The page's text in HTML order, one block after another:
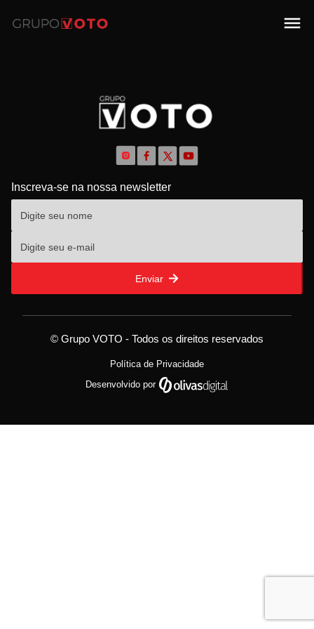
Inscreva-se na nossa newsletter
Enviar
© Grupo VOTO - Todos os direitos reservados
Política de Privacidade
Desenvolvido por